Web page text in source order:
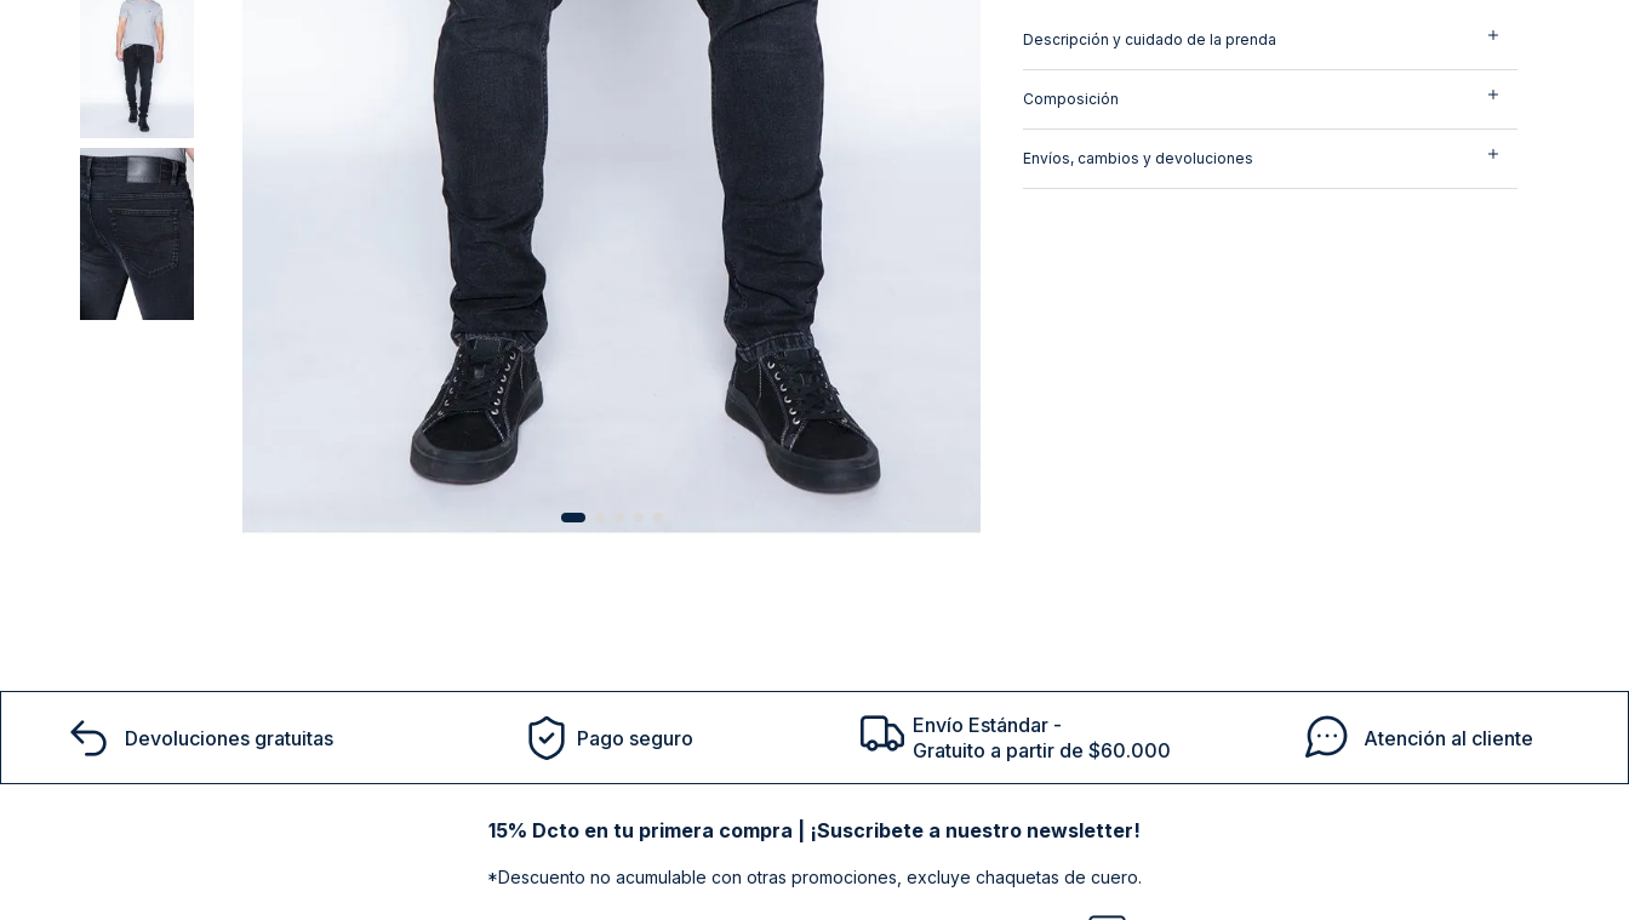
Descripción y cuidado de la prenda
Composición
Envíos, cambios y devoluciones